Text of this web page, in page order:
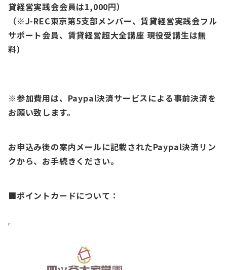
貸経営実践会会員は1,000円）
（※J-REC東京第5支部メンバー、賃貸経営実践会フル
サポート会員、賃貸経営超大全講座 現役受講生は無
料）
※参加費用は、Paypal決済サービスによる事前決済を
お願い致します。
お申込み後の案内メールに記載されたPaypal決済リン
クから、お手続きください。
■ポイントカードについて：